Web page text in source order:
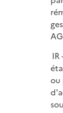
IR
ou